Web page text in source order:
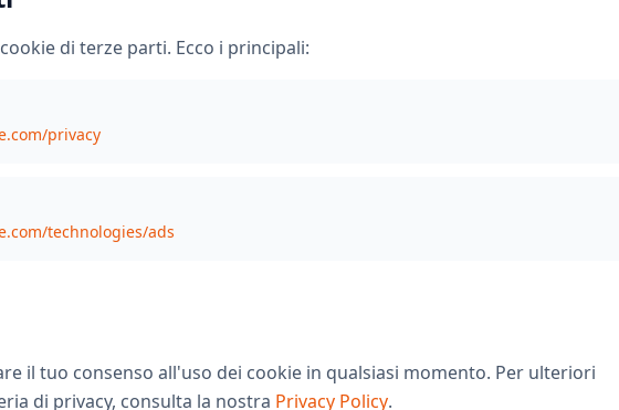
di terze parti. Ecco i principali:
privacy
technologies/ads
il tuo consenso all'uso dei cookie in qualsiasi momento. Per ulteriori
di privacy, consulta la nostra Privacy Policy.